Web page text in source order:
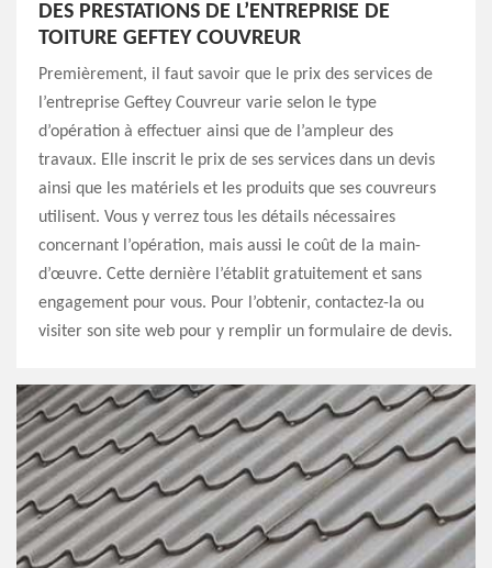
DES PRESTATIONS DE L’ENTREPRISE DE
TOITURE GEFTEY COUVREUR
Premièrement, il faut savoir que le prix des services de
l’entreprise Geftey Couvreur varie selon le type
d’opération à effectuer ainsi que de l’ampleur des
travaux. Elle inscrit le prix de ses services dans un devis
ainsi que les matériels et les produits que ses couvreurs
utilisent. Vous y verrez tous les détails nécessaires
concernant l’opération, mais aussi le coût de la main-
d’œuvre. Cette dernière l’établit gratuitement et sans
engagement pour vous. Pour l’obtenir, contactez-la ou
visiter son site web pour y remplir un formulaire de devis.